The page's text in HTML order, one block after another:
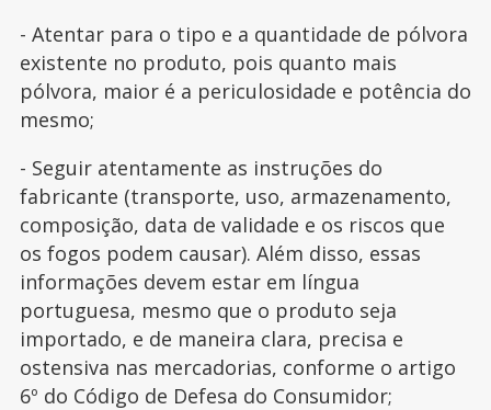
- Atentar para o tipo e a quantidade de pólvora
existente no produto, pois quanto mais
pólvora, maior é a periculosidade e potência do
mesmo;
- Seguir atentamente as instruções do
fabricante (transporte, uso, armazenamento,
composição, data de validade e os riscos que
os fogos podem causar). Além disso, essas
informações devem estar em língua
portuguesa, mesmo que o produto seja
importado, e de maneira clara, precisa e
ostensiva nas mercadorias, conforme o artigo
6º do Código de Defesa do Consumidor;